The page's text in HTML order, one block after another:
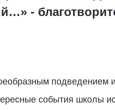
-
подведением
события школы